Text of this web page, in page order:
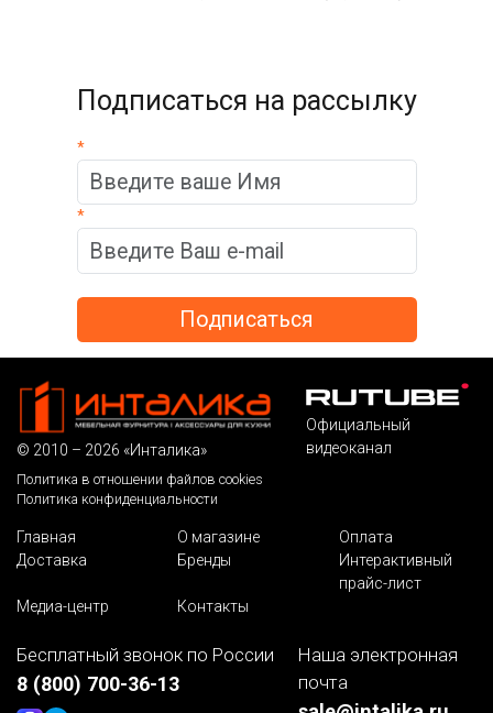
Подписаться на рассылку
*
*
© 2010 – 2026 «Инталика»
Политика в отношении файлов cookies
Политика конфиденциальности
Официальный
видеоканал
Главная О магазине
Оплата
Доставка
Бренды
Интерактивный
прайс-лист
Медиа-центр
Контакты
Бесплатный звонок по России
8 (800) 700-36-13
Наша электронная
почта